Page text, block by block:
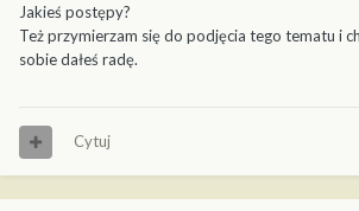
Jakieś postępy?
Też przymierzam się do podjęcia tego tematu i
sobie dałeś radę.
Cytuj